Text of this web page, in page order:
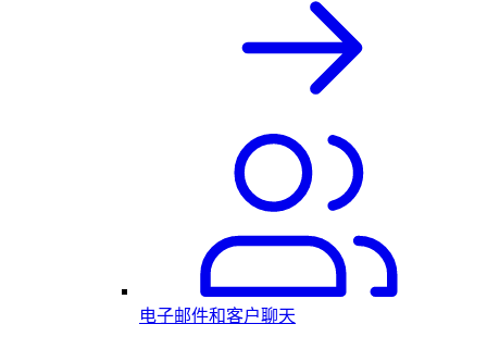
电子邮件和客户聊天